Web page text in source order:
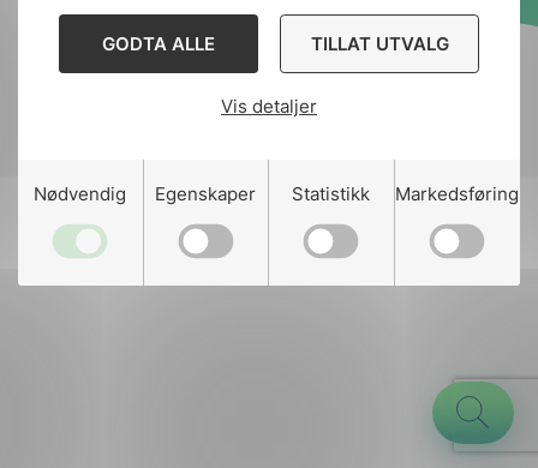
GODTA ALLE TILLAT UTVALG
Vis detaljer
Nødvendig Egenskaper Statistikk Markedsføring
Designed and developed
Stem Agency